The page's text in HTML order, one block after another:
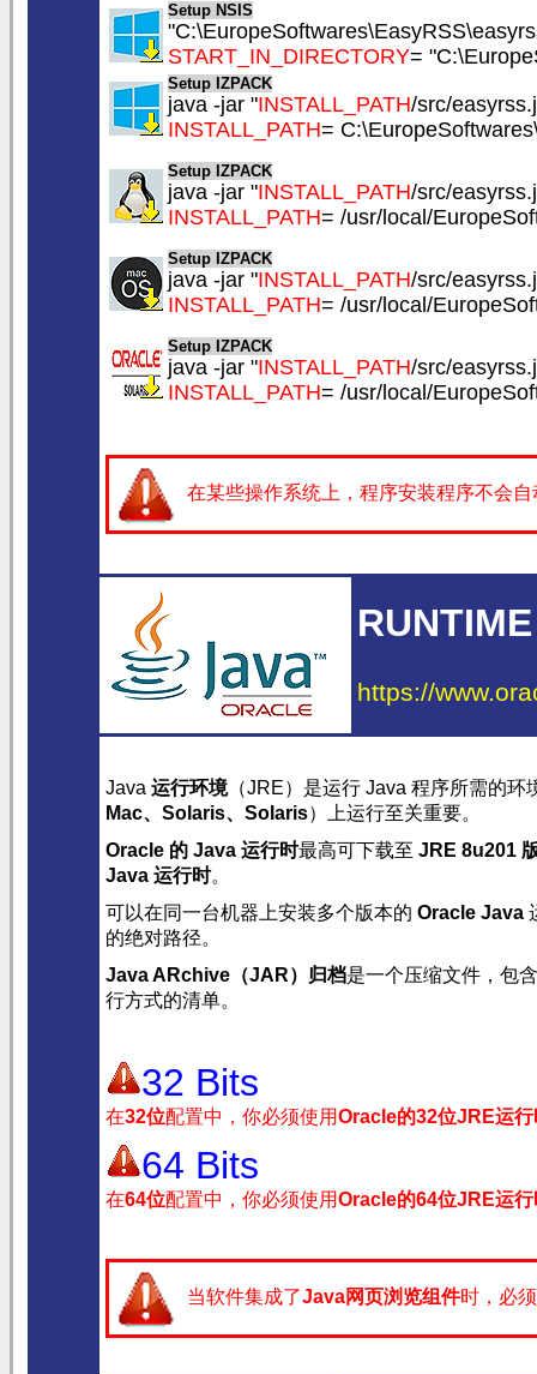
Setup NSIS
START_IN_DIRECTORY=
Setup IZPACK
java -jar "INSTALL_PATH/src/
INSTALL_PATH=
Setup IZPACK
java -jar "INSTALL_PATH/src/
INSTALL_PATH= /usr/local/
Setup IZPACK
java -jar "INSTALL_PATH/src/
INSTALL_PATH= /usr/local/
Setup IZPACK
java -jar "INSTALL_PATH/src/
INSTALL_PATH= /usr/local/
在某些操作系统上，程序安装程序不会
https://
Java 运行环境（JRE）是运行 Java 程序所需的环
Mac、 Solaris、Solaris）上运行至关重要。
Oracle 的 Java 运行时最高可下载至 JRE 8u201
Java 运行时。
可以在同一台机器上安装多个版本的 Oracle Java
的绝对路径。
Java ARchive（JAR）归档是一个压缩文件，包
行方式的清单。
32 Bits
在32位配置中，你必须使用Oracle的32位JRE运行
64 Bits
在64位配置中，你必须使用Oracle的64位JRE运行
当软件集成了Java网页浏览组件时，必